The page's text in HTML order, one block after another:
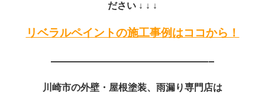
ださい ↓ ↓ ↓
リベラルペイントの施工事例はココから！
——————————————–
川崎市の外壁・屋根塗装、雨漏り専門店は